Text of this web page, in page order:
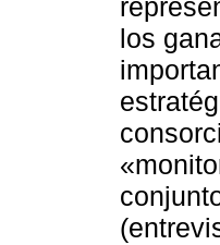
los